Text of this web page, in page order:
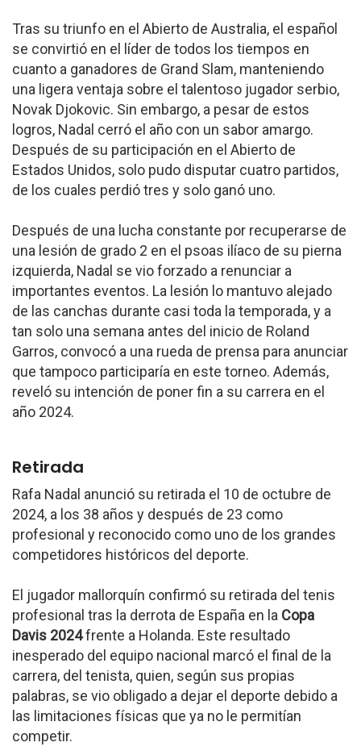
Tras su triunfo en el Abierto de Australia, el español
se convirtió en el líder de todos los tiempos en
cuanto a ganadores de Grand Slam, manteniendo
una ligera ventaja sobre el talentoso jugador serbio,
Novak Djokovic. Sin embargo, a pesar de estos
logros, Nadal cerró el año con un sabor amargo.
Después de su participación en el Abierto de
Estados Unidos, solo pudo disputar cuatro partidos,
de los cuales perdió tres y solo ganó uno.
Después de una lucha constante por recuperarse de
una lesión de grado 2 en el psoas ilíaco de su pierna
izquierda, Nadal se vio forzado a renunciar a
importantes eventos. La lesión lo mantuvo alejado
de las canchas durante casi toda la temporada, y a
tan solo una semana antes del inicio de Roland
Garros, convocó a una rueda de prensa para anunciar
que tampoco participaría en este torneo. Además,
reveló su intención de poner fin a su carrera en el
año 2024.
Retirada
Rafa Nadal anunció su retirada el 10 de octubre de
2024, a los 38 años y después de 23 como
profesional y reconocido como uno de los grandes
competidores históricos del deporte.
El jugador mallorquín confirmó su retirada del tenis
profesional tras la derrota de España en la Copa
Davis 2024frente a Holanda. Este resultado
inesperado del equipo nacional marcó el final de la
carrera, del tenista, quien, según sus propias
palabras, se vio obligado a dejar el deporte debido a
las limitaciones físicas que ya no le permitían
competir.